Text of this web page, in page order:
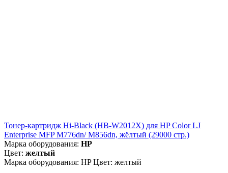
Тонер-картридж Hi-Black (HB-W2012X) для HP Color LJ
Enterprise MFP M776dn/ M856dn, жёлтый (29000 стр.)
Марка оборудования: HP
Цвет: желтый
Марка оборудования: HP Цвет: желтый